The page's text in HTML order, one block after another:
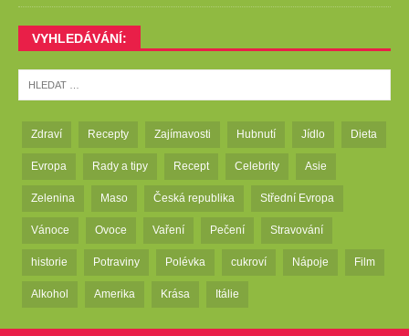
VYHLEDÁVÁNÍ:
Zdraví Recepty Zajímavosti Hubnutí Jídlo Dieta
Evropa Rady a tipy Recept Celebrity Asie
Zelenina Maso Česká republika Střední Evropa
Vánoce Ovoce Vaření Pečení Stravování
historie Potraviny Polévka cukroví Nápoje Film
Alkohol Amerika Krása Itálie